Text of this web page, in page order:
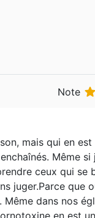
Note 
mais qui en
Même si
ceux qui se
juger.Parce que
Même dans nos
en est